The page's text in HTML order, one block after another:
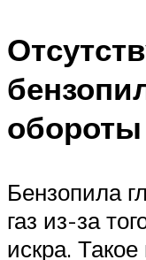
обороты
Бензопила
газ из-за
искра.